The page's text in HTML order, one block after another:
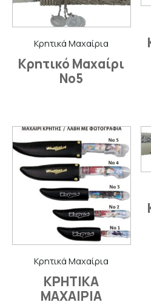
Κρητικά Μαχαίρια
Κρητικό Μαχαίρι
No5
Κρητικά Μαχαίρια
ΚΡΗΤΙΚΑ
ΜΑΧΑΙΡΙΑ